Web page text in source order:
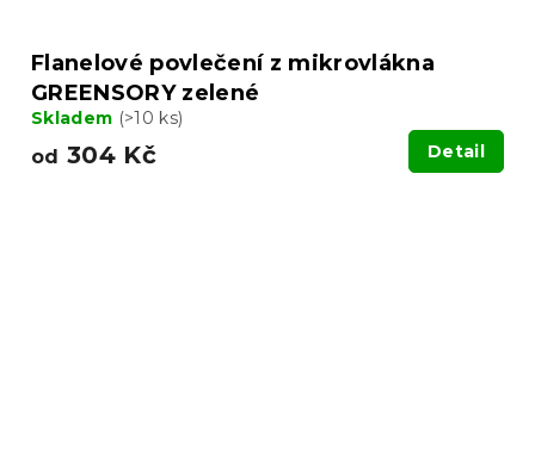
Flanelové povlečení z mikrovlákna
GREENSORY zelené
Skladem (>10 ks)
od 304 Kč Detail